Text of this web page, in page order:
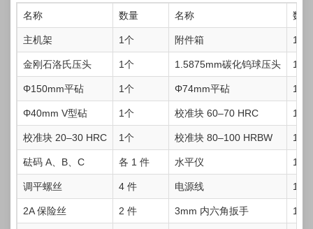
名称 数量 名称 数量
主机架 1个 附件箱 1个
金刚石洛氏压头 1个 1.5875mm碳化钨球压头 1个
Φ150mm平砧 1个 Φ74mm平砧 1个
Φ40mm V型砧 1个 校准块 60–70 HRC 1个
校准块 20–30 HRC 1个 校准块 80–100 HRBW 1 件
砝码 A、B、C 各 1 件 水平仪 1 件
调平螺丝 4 件 电源线 1 件
2A 保险丝 2 件 3mm 内六角扳手 1 件